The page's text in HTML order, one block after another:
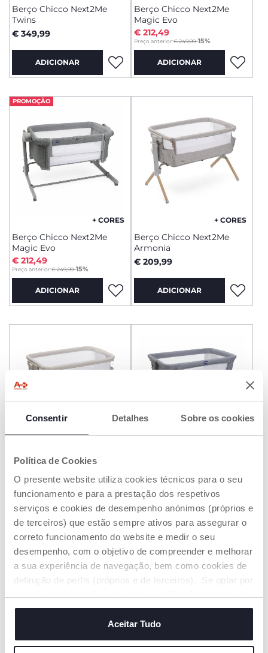
Consentir Detalhes Sobre os cookies
Política de Cookies
O presente website utiliza cookies técnicos para o seu
funcionamento e para a prestação dos respetivos
serviços e cookies de desempenho anónimos (próprios e
de terceiros) que estão sempre ativos para assegurar o
correto funcionamento do website e medir o seu
desempenho, com o objetivo de compreender e melhorar
a sua experiência de navegação, bem como cookies de
definição de perfis (próprios e de terceiros). Se optar por
cookies. Se quiser saber mais, alterar ou revogar o
consentimento de todos ou de alguns cookies, clique em
"mostrar detalhes". Ao fechar este aviso, está a
Aceitar Tudo
Berço Chicco Next2Me
Twins
€ 349,99
ADICIONAR
Berço Chicco Next2Me
Magic Evo
Preço anterior:€ 249,99-15%
to
€ 212,49
ADICIONAR
PROMOÇÃO
+ CORES
Berço Chicco Next2Me
Magic Evo
Preço anterior:€ 249,99-15%
to
€ 212,49
ADICIONAR
+ CORES
Berço Chicco Next2Me
Armonia
€ 209,99
ADICIONAR
Berço Chicco Next2Me
Armonia
€ 209,99
ADICIONAR
Essential
€ 159,99